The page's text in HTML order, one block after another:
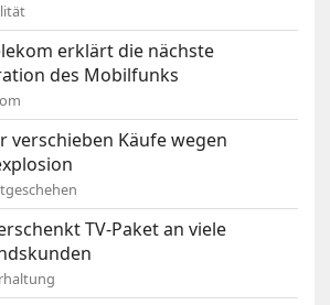
erklärt die nächste
des Mobilfunks
verschieben Käufe wegen
TV-Paket an viele